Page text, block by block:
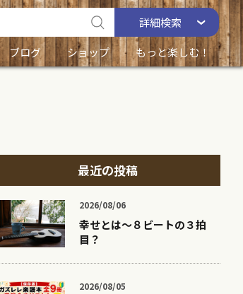
詳細検索
ブログ ショップ もっと楽しむ！
最近の投稿
2026/08/06
幸せとは〜８ビートの３拍
目？
2026/08/05